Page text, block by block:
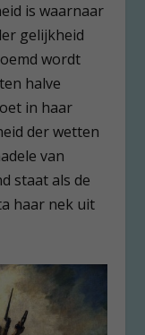
is waarnaar
gelijkheid
wordt
halve
in haar
der wetten
van
staat als de
haar nek uit